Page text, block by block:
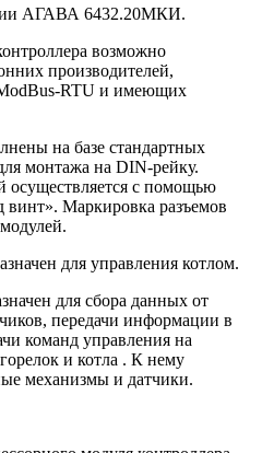
АГАВА 6432.20МКИ.
возможно
производителей,
RTU и имеющих
на базе стандартных
монтажа на DIN-рейку.
с помощью
винт». Маркировка разъемов
для управления котлом.
для сбора данных от
передачи информации в
команд управления на
и котла . К нему
механизмы и датчики.